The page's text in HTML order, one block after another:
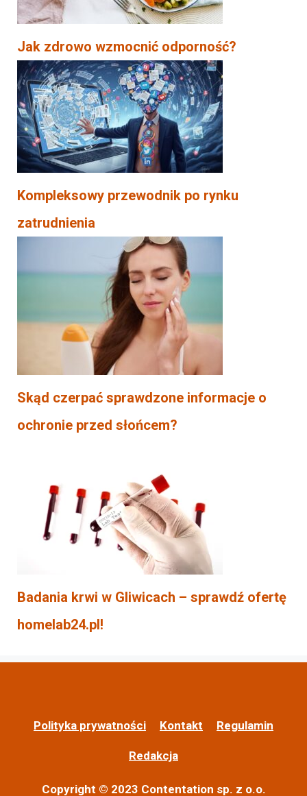
Jak zdrowo wzmocnić odporność?
Kompleksowy przewodnik po rynku
zatrudnienia
Skąd czerpać sprawdzone informacje o
ochronie przed słońcem?
Badania krwi w Gliwicach – sprawdź ofertę
homelab24.pl!
Polityka prywatności Kontakt Regulamin
Redakcja
Copyright © 2023 Contentation sp. z o.o.